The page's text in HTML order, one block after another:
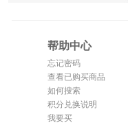
帮助中心
忘记密码
查看已购买商品
如何搜索
积分兑换说明
我要买